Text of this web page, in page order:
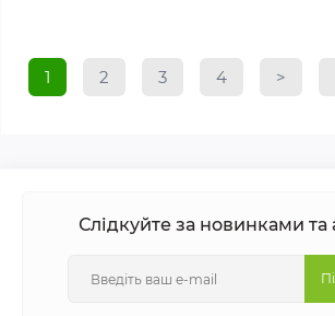
1 2 3 4 >
Слідкуйте за новинками та